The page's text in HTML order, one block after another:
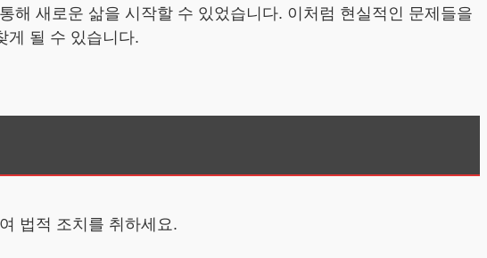
해 새로운 삶을 시작할 수 있었습니다. 이처럼 현실적인 문제들을
게 될 수 있습니다.
법적 조치를 취하세요.